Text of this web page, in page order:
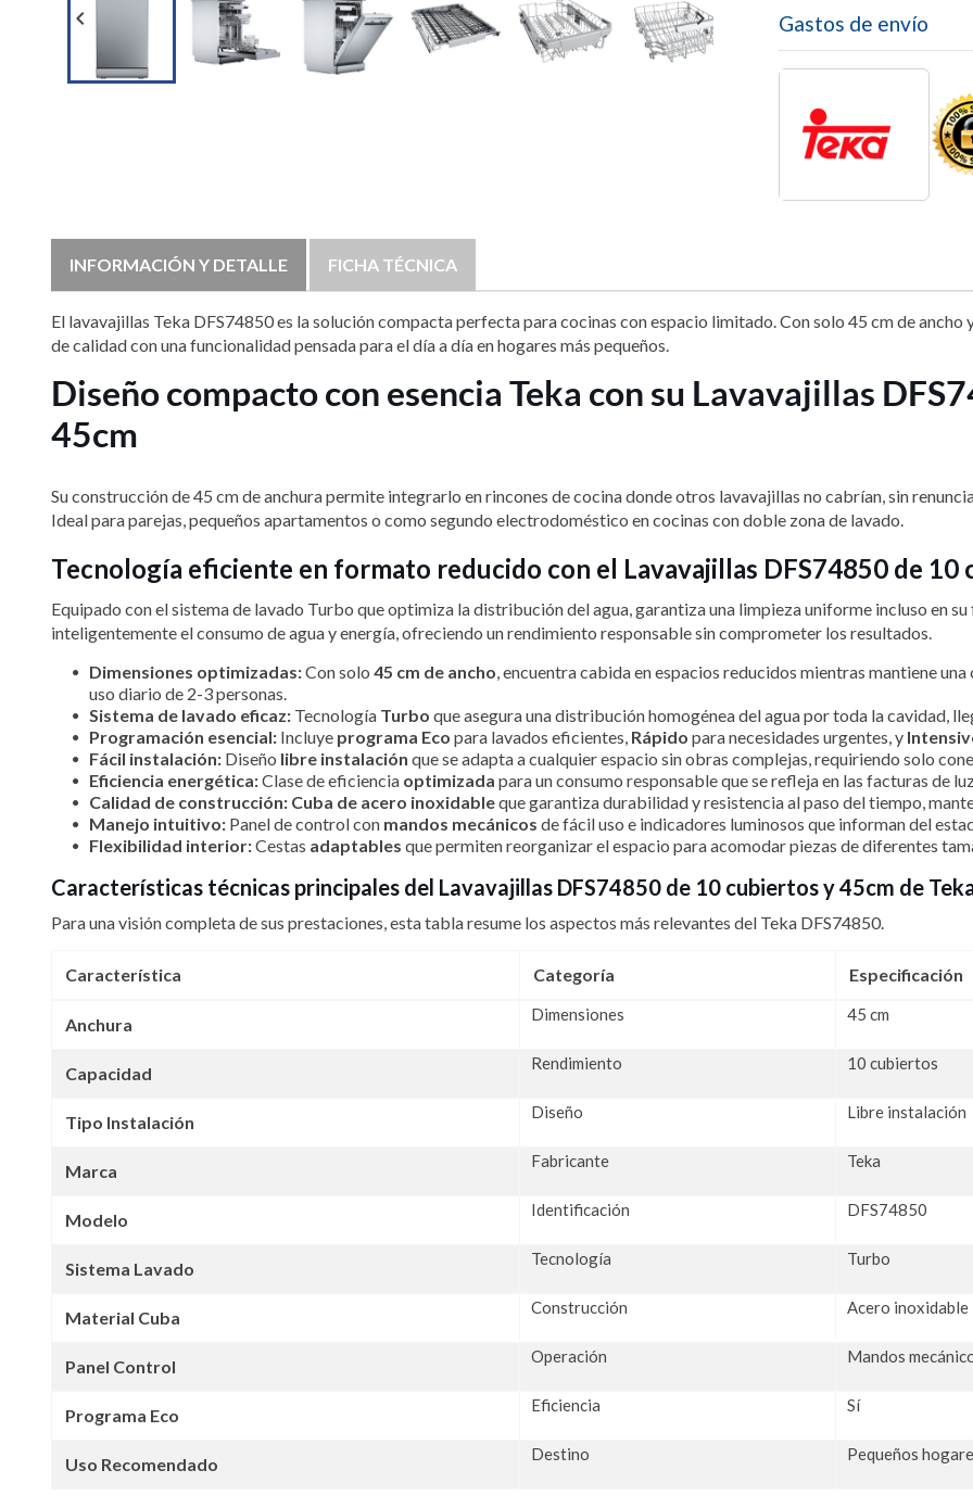
  Gastos de envío
INFORMACIÓN Y DETALLE FICHA TÉCNICA
El lavavajillas Teka DFS74850 es la solución compacta perfecta para cocinas con espacio limitado. Con solo 45 cm de
de calidad con una funcionalidad pensada para el día a día en hogares más pequeños.
Diseño compacto con esencia Teka con su Lavavajillas
45cm
Su construcción de 45 cm de anchura permite integrarlo en rincones de cocina donde otros lavavajillas no cabrían, sin
Ideal para parejas, pequeños apartamentos o como segundo electrodoméstico en cocinas con doble zona de lavado.
Tecnología eficiente en formato reducido con el Lavavajillas DFS74850 de 10
Equipado con el sistema de lavado Turbo que optimiza la distribución del agua, garantiza una limpieza uniforme incluso en
inteligentemente el consumo de agua y energía, ofreciendo un rendimiento responsable sin comprometer los resultados.
Dimensiones optimizadas:Con solo 45 cm de ancho , encuentra cabida en espacios reducidos mientras mantiene
uso diario de 2-3 personas.
Sistema de lavado eficaz: Tecnología Turbo que asegura una distribución homogénea del agua por toda la cavidad,
Programación esencial: Incluye programa Eco para lavados eficientes, Rápido para necesidades urgentes, y
Fácil instalación: Diseño libre instalación que se adapta a cualquier espacio sin obras complejas, requiriendo solo
Eficiencia energética:Clase de eficiencia optimizada para un consumo responsable que se refleja en las facturas de
Calidad de construcción: Cuba de acero inoxidableque garantiza durabilidad y resistencia al paso del tiempo,
Manejo intuitivo: Panel de control con mandos mecánicos de fácil uso e indicadores luminosos que informan del
Flexibilidad interior:Cestas adaptables que permiten reorganizar el espacio para acomodar piezas de diferentes
Características técnicas principales del Lavavajillas DFS74850 de 10 cubiertos y 45cm de
Para una visión completa de sus prestaciones, esta tabla resume los aspectos más relevantes del Teka DFS74850.
Característica Categoría Especificación
Anchura Dimensiones 45 cm
Capacidad Rendimiento 10 cubiertos
Tipo Instalación Diseño Libre instalación
Marca Fabricante Teka
Modelo Identificación DFS74850
Sistema Lavado Tecnología Turbo
Material Cuba Construcción Acero inoxidable
Panel Control Operación Mandos
Programa Eco Eficiencia Sí
Uso Recomendado Destino Pequeños